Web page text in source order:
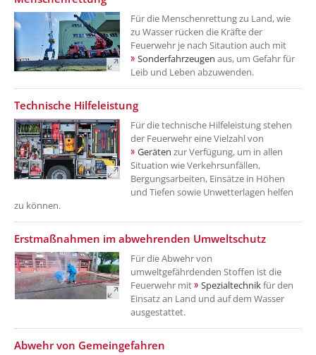
Für die Menschenrettung zu Land, wie
zu Wasser rücken die Kräfte der
Feuerwehr je nach Sitaution auch mit
Sonderfahrzeugen aus, um Gefahr für
Leib und Leben abzuwenden.
??? absaetzeOben[5]/titel ???
Technische Hilfeleistung
Für die technische Hilfeleistung stehen
der Feuerwehr eine Vielzahl von
Geräten zur Verfügung, um in allen
Situation wie Verkehrsunfällen,
Bergungsarbeiten, Einsätze in Höhen
und Tiefen sowie Unwetterlagen helfen
zu können.
??? absaetzeOben[6]/titel ???
Erstmaßnahmen im abwehrenden Umweltschutz
Für die Abwehr von
umweltgefährdenden Stoffen ist die
Feuerwehr mit
Spezialtechnikfür den
Einsatz an Land und auf dem Wasser
ausgestattet.
??? absaetzeOben[7]/titel ???
Abwehr von Gemeingefahren